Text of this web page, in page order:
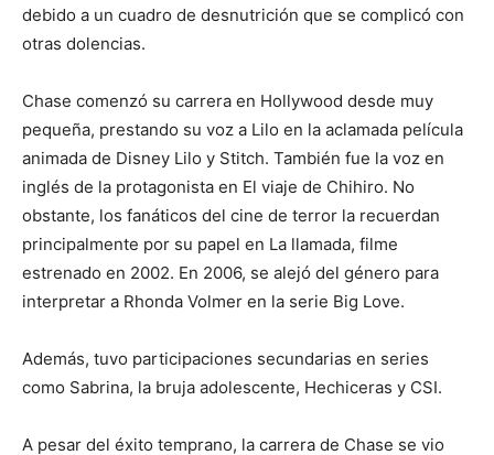
debido a un cuadro de desnutrición que se complicó con
otras dolencias.
Chase comenzó su carrera en Hollywood desde muy
pequeña, prestando su voz a Lilo en la aclamada película
animada de Disney Lilo y Stitch. También fue la voz en
inglés de la protagonista en El viaje de Chihiro. No
obstante, los fanáticos del cine de terror la recuerdan
principalmente por su papel en La llamada, filme
estrenado en 2002. En 2006, se alejó del género para
interpretar a Rhonda Volmer en la serie Big Love.
Además, tuvo participaciones secundarias en series
como Sabrina, la bruja adolescente, Hechiceras y CSI.
A pesar del éxito temprano, la carrera de Chase se vio